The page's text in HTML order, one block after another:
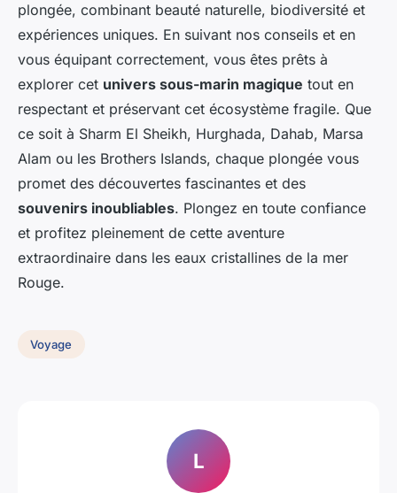
plongée, combinant beauté naturelle, biodiversité et
expériences uniques. En suivant nos conseils et en
vous équipant correctement, vous êtes prêts à
explorer cet univers sous-marin magique tout en
respectant et préservant cet écosystème fragile. Que
ce soit à Sharm El Sheikh, Hurghada, Dahab, Marsa
Alam ou les Brothers Islands, chaque plongée vous
promet des découvertes fascinantes et des
souvenirs inoubliables. Plongez en toute confiance
et profitez pleinement de cette aventure
extraordinaire dans les eaux cristallines de la mer
Rouge.
Voyage
L